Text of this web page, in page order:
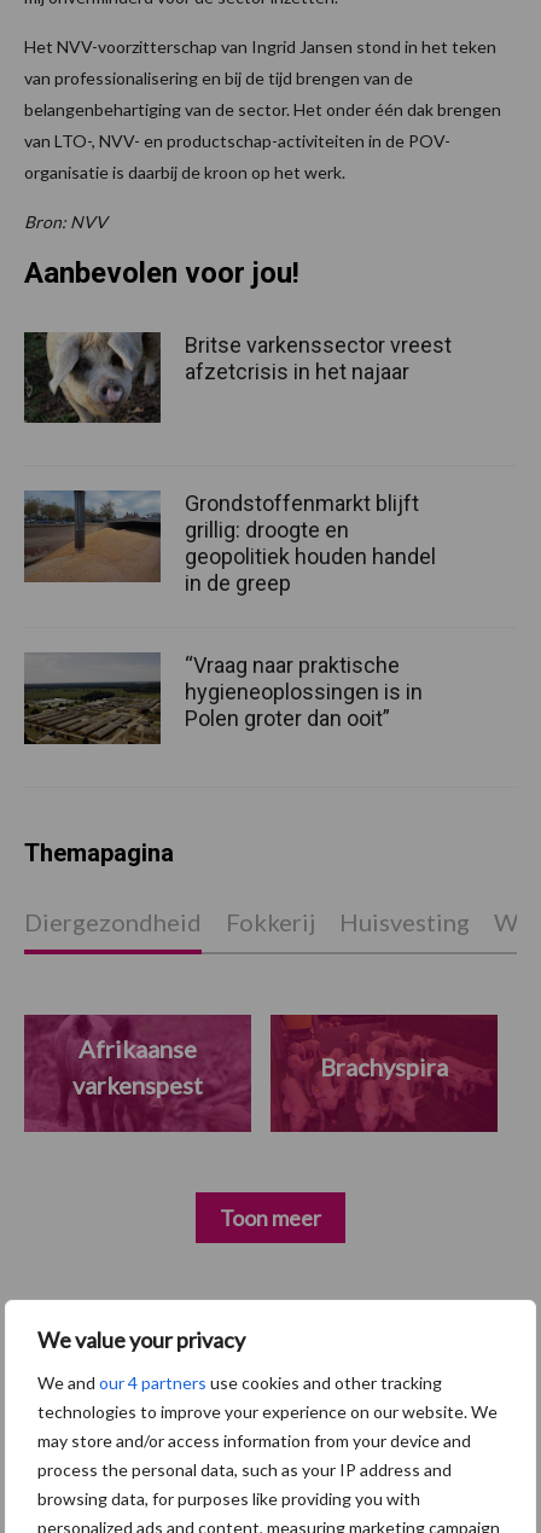
We value your privacy
We and our 4 partners use cookies and other tracking
technologies to improve your experience on our website. We
may store and/or access information from your device and
process the personal data, such as your IP address and
browsing data, for purposes like providing you with
personalized ads and content, measuring marketing campaign
Het NVV-voorzitterschap van Ingrid Jansen stond in het teken
van professionalisering en bij de tijd brengen van de
belangenbehartiging van de sector. Het onder één dak brengen
van LTO-, NVV- en productschap-activiteiten in de POV-
organisatie is daarbij de kroon op het werk.
Bron: NVV
Recent nieuws
Britse varkenssector vreest
afzetcrisis in het najaar
7 aug Grondstoffenmarkt blijft grillig:
Aanbevolen voor jou!
Britse varkenssector vreest
afzetcrisis in het najaar
Grondstoffenmarkt blijft
grillig: droogte en
geopolitiek houden handel
in de greep
“Vraag naar praktische
hygieneoplossingen is in
Polen groter dan ooit”
Themapagina
Diergezondheid Fokkerij Huisvesting
Afrikaanse
varkenspest
Brachyspira
Toon meer